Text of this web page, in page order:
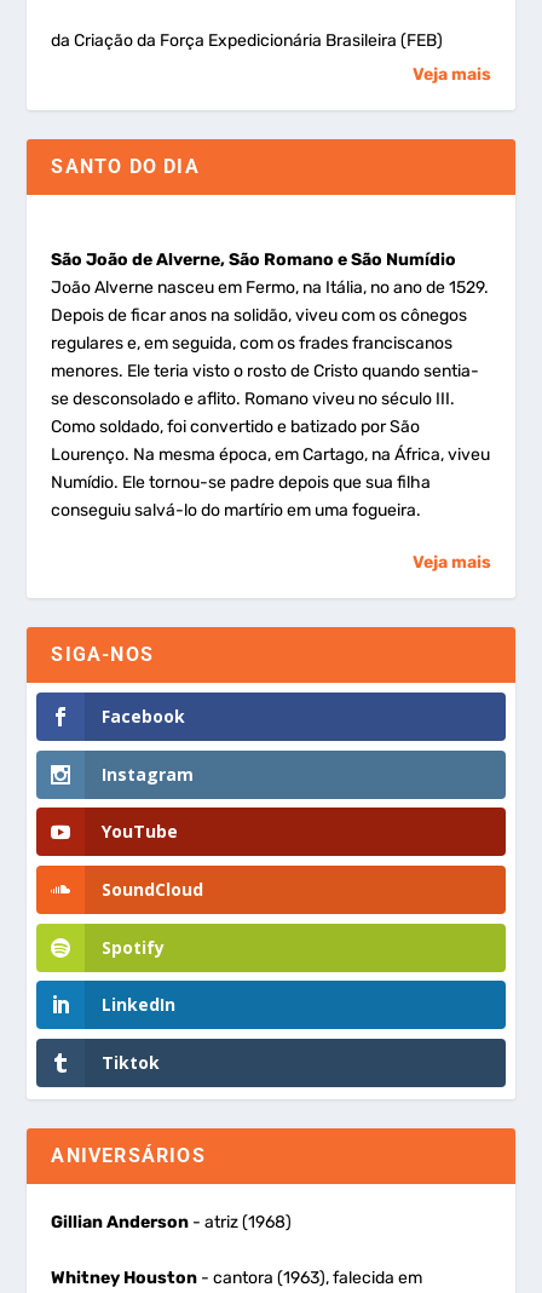
da Criação da Força Expedicionária Brasileira (FEB)
Veja mais
SANTO DO DIA
São João de Alverne, São Romano e São Numídio
João Alverne nasceu em Fermo, na Itália, no ano de 1529.
Depois de ficar anos na solidão, viveu com os cônegos
regulares e, em seguida, com os frades franciscanos
menores. Ele teria visto o rosto de Cristo quando sentia-
se desconsolado e aflito. Romano viveu no século III.
Como soldado, foi convertido e batizado por São
Lourenço. Na mesma época, em Cartago, na África, viveu
Numídio. Ele tornou-se padre depois que sua filha
conseguiu salvá-lo do martírio em uma fogueira.
Veja mais
SIGA-NOS
Facebook
Instagram
YouTube
SoundCloud
Spotify
LinkedIn
Tiktok
ANIVERSÁRIOS
Gillian Anderson - atriz (1968)
Whitney Houston - cantora (1963), falecida em